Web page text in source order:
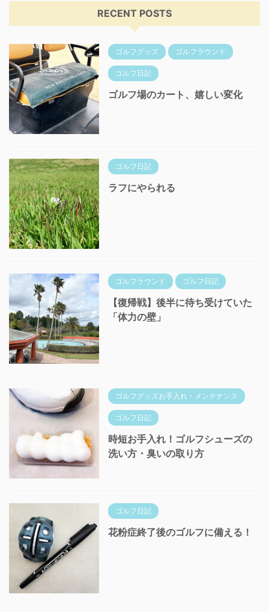
RECENT POSTS
ゴルフグッズ ゴルフラウンド
ゴルフ日記
ゴルフ場のカート、嬉しい変化
ゴルフ日記
ラフにやられる
ゴルフラウンド ゴルフ日記
【復帰戦】後半に待ち受けていた
「体力の壁」
ゴルフグッズお手入れ・メンテナンス
ゴルフ日記
時短お手入れ！ゴルフシューズの
洗い方・臭いの取り方
ゴルフ日記
花粉症終了後のゴルフに備える！